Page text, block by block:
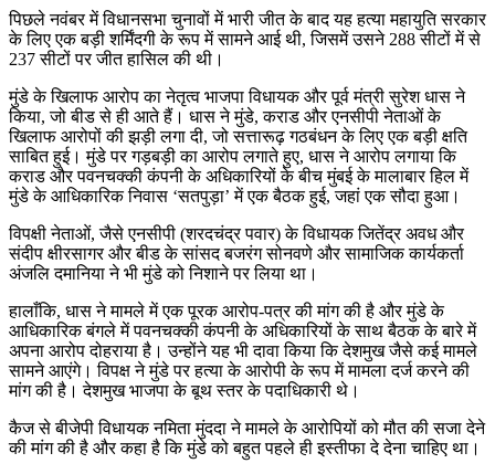
पिछले नवंबर में विधानसभा चुनावों में भारी जीत के बाद यह हत्या महायुति सरकार
के लिए एक बड़ी शर्मिंदगी के रूप में सामने आई थी, जिसमें उसने 288 सीटों में से
237 सीटों पर जीत हासिल की थी।
मुंडे के खिलाफ आरोप का नेतृत्व भाजपा विधायक और पूर्व मंत्री सुरेश धास ने
किया, जो बीड से ही आते हैं। धास ने मुंडे, कराड और एनसीपी नेताओं के
खिलाफ आरोपों की झड़ी लगा दी, जो सत्तारूढ़ गठबंधन के लिए एक बड़ी क्षति
साबित हुई। मुंडे पर गड़बड़ी का आरोप लगाते हुए, धास ने आरोप लगाया कि
कराड और पवनचक्की कंपनी के अधिकारियों के बीच मुंबई के मालाबार हिल में
मुंडे के आधिकारिक निवास ‘सतपुड़ा’ में एक बैठक हुई, जहां एक सौदा हुआ।
विपक्षी नेताओं, जैसे एनसीपी (शरदचंद्र पवार) के विधायक जितेंद्र अवध और
संदीप क्षीरसागर और बीड के सांसद बजरंग सोनवणे और सामाजिक कार्यकर्ता
अंजलि दमानिया ने भी मुंडे को निशाने पर लिया था।
हालाँकि, धास ने मामले में एक पूरक आरोप-पत्र की मांग की है और मुंडे के
आधिकारिक बंगले में पवनचक्की कंपनी के अधिकारियों के साथ बैठक के बारे में
अपना आरोप दोहराया है। उन्होंने यह भी दावा किया कि देशमुख जैसे कई मामले
सामने आएंगे। विपक्ष ने मुंडे पर हत्या के आरोपी के रूप में मामला दर्ज करने की
मांग की है। देशमुख भाजपा के बूथ स्तर के पदाधिकारी थे।
कैज से बीजेपी विधायक नमिता मुंददा ने मामले के आरोपियों को मौत की सजा देने
की मांग की है और कहा है कि मुंडे को बहुत पहले ही इस्तीफा दे देना चाहिए था।